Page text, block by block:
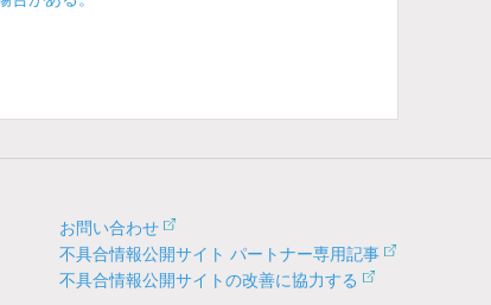
お問い合わせ
不具合情報公開サイト パートナー専用記事
不具合情報公開サイトの改善に協力する